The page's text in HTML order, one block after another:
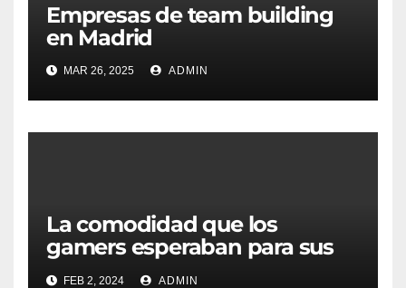
Empresas de team building
en Madrid
MAR 26, 2025 ADMIN
La comodidad que los
gamers esperaban para sus
horas de juegos
FEB 2, 2024 ADMIN